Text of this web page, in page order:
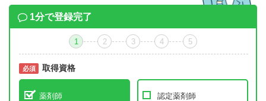
1分で登録完了
1 2 3 4 5
必須 取得資格
薬剤師 認定薬剤師